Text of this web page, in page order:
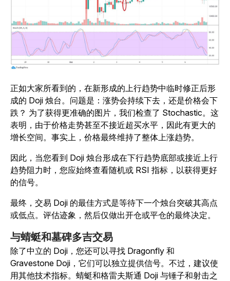
正如大家所看到的，在新形成的上行趋势中临时修正后形
成的 Doji 烛台。问题是：涨势会持续下去，还是价格会下
跌？ 为了获得更准确的图片，我们检查了 Stochastic。这
表明，由于价格走势甚至不接近超买水平，因此有更大的
增长空间。事实上，价格最终维持了整体上涨趋势。
因此，当您看到 Doji 烛台形成在下行趋势底部或接近上行
趋势阻力时，您应始终查看随机或 RSI 指标，以获得更好
的信号。
最终，交易 Doji 的最佳方式是等待下一个烛台突破其高点
或低点。评估迹象，然后仅做出开仓或平仓的最终决定。
与蜻蜓和墓碑多吉交易
除了中立的 Doji，您还可以寻找 Dragonfly 和
Gravestone Doji，它们可以独立提供信号。不过，建议使
用其他技术指标。蜻蜓和格雷夫斯通 Doji 与锤子和射击之